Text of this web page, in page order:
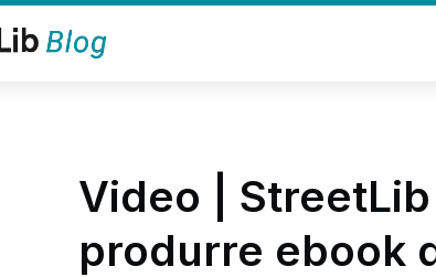
Video |
produrre ebook